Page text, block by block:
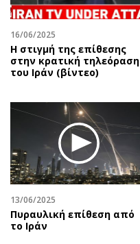
16/06/2025
Η στιγμή της επίθεσης
στην κρατική τηλεόραση
του Ιράν (βίντεο)
13/06/2025
Πυραυλική επίθεση από
το Ιράν